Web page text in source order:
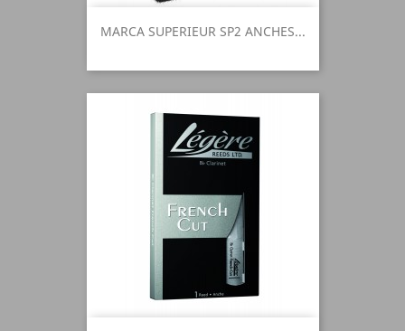
MARCA SUPERIEUR SP2 ANCHES...